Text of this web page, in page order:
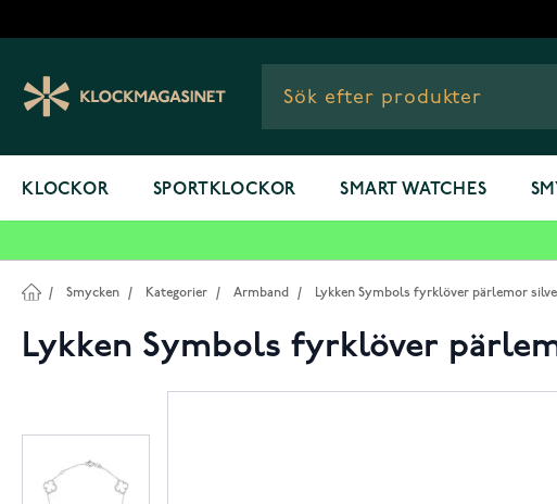
KLOCKOR SPORTKLOCKOR SMART WATCHES
/ Smycken / Kategorier / Armband / Lykken Symbols fyrklöver pärlemor
Lykken Symbols fyrklöver